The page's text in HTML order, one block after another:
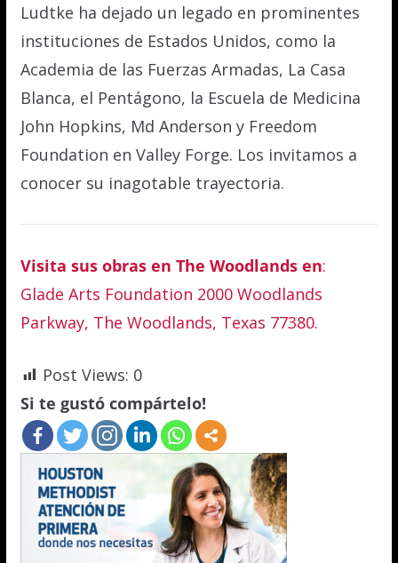
Ludtke ha dejado un legado en prominentes
instituciones de Estados Unidos, como la
Academia de las Fuerzas Armadas, La Casa
Blanca, el Pentágono, la Escuela de Medicina
John Hopkins, Md Anderson y Freedom
Foundation en Valley Forge. Los invitamos a
conocer su inagotable trayectoria.
Visita sus obras en The Woodlands en:
Glade Arts Foundation 2000 Woodlands
Parkway, The Woodlands, Texas 77380.
Post Views: 0
Si te gustó compártelo!